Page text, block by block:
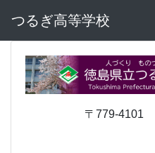
つるぎ高等学校
〒779-4101 徳